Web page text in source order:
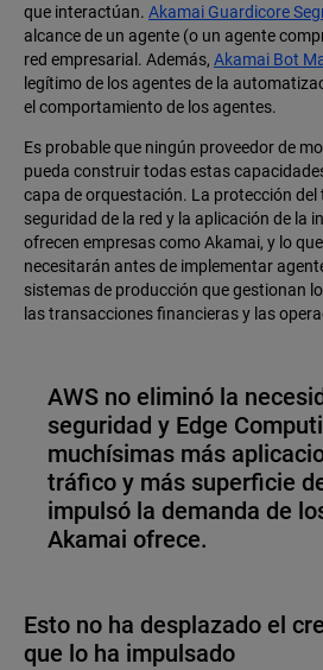
que interactúan. Akamai Guardicore
alcance de un agente (o un agente
red empresarial. Además, Akamai Bot
legítimo de los agentes de la
el comportamiento de los agentes.
Es probable que ningún proveedor de
pueda construir todas estas
capa de orquestación. La protección del
seguridad de la red y la aplicación de la
ofrecen empresas como Akamai, y lo
necesitarán antes de implementar
sistemas de producción que gestionan
las transacciones financieras y las
AWS no eliminó la
seguridad y Edge
muchísimas más
tráfico y más superficie
impulsó la demanda de
Akamai ofrece.
Esto no ha desplazado el
que lo ha impulsado